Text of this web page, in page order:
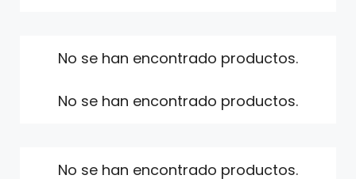
No se han encontrado productos.
No se han encontrado productos.
No se han encontrado productos.